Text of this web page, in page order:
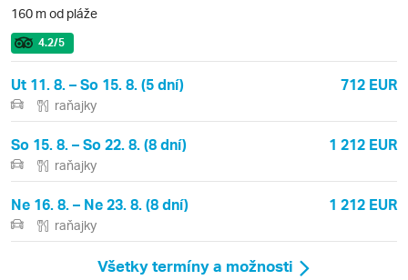
160 m od pláže
4.2/5
Ut 11. 8. – So 15. 8. (5 dní) 712 EUR
raňajky
So 15. 8. – So 22. 8. (8 dní) 1 212 EUR
raňajky
Ne 16. 8. – Ne 23. 8. (8 dní) 1 212 EUR
raňajky
Všetky termíny a možnosti